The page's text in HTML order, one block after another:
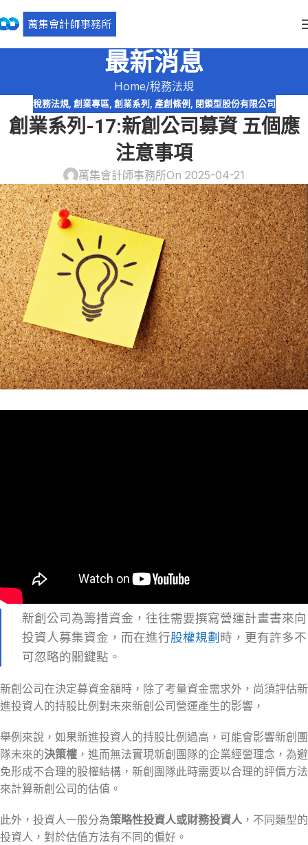
最新消息
Home 稅務法規
稅務法規, 創業專區, 創業系列 , 產創條例 , 閉鎖型股份有限公司
創業系列-17:新創公司募資 五個應
注意事項
萬集會計師事務所On 2025-04-21
新創公司為籌措資金，往往需要撰寫營運計畫書來向
投資人募集資金，而在進行股權規劃 時，更有許多不
可忽略的關鍵點。
新創公司在決定募資金額時，除了考量資金需求外，尚須評估新
進投資人的持股比例對未來新創公司營運產生的影響，
舉例來說，如果新進投資人的持股比例過高，可能會影響新創團
隊未來的決策權 ，進而無法實現新創團隊的企業經營理念，為避
免形成不合理的股權結構，新創團隊此時需要以合理的評價方法
來計算新創公司的估值。
此外，投資人一般分為策略性投資人或財務投資人 ，不同類型的
投資人，對於估值方法有不同的偏好。